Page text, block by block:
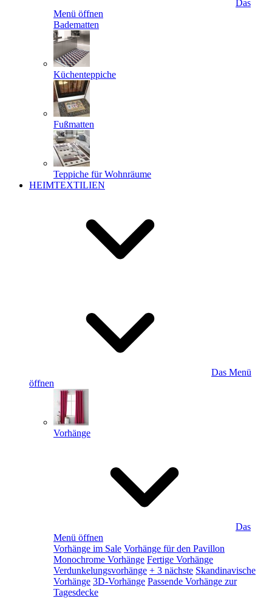
Das
Menü öffnen
Badematten
Küchenteppiche
Fußmatten
Teppiche für Wohnräume
HEIMTEXTILIEN
Das Menü
öffnen
Vorhänge
Das
Menü öffnen
Vorhänge im Sale Vorhänge für den Pavillon
Monochrome Vorhänge Fertige Vorhänge
Verdunkelungsvorhänge + 3 nächste Skandinavische
Vorhänge 3D-Vorhänge Passende Vorhänge zur
Tagesdecke